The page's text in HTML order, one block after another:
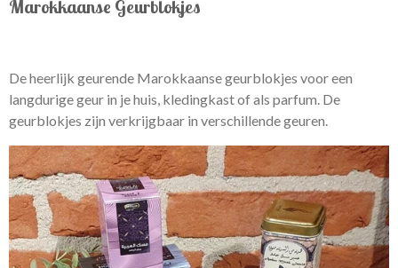
Marokkaanse Geurblokjes
De heerlijk geurende Marokkaanse geurblokjes voor een
langdurige geur in je huis, kledingkast of als parfum. De
geurblokjes zijn verkrijgbaar in verschillende geuren.